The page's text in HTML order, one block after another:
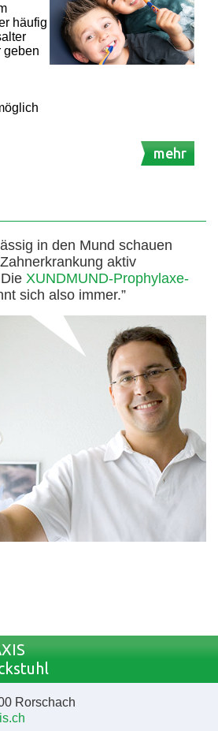
häufig
geben
mehr
in den Mund schauen
aktiv
XUNDMUND-Prophylaxe-
sich also immer.”
Rorschach